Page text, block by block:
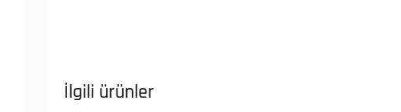
İlgili ürünler